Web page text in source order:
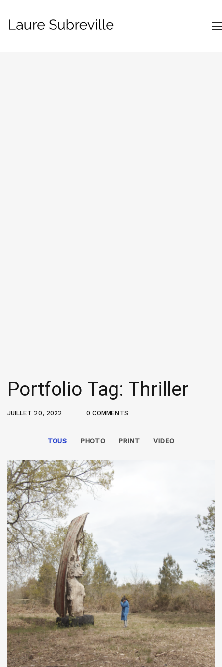
Portfolio Tag: Thriller
JUILLET 20, 2022 0 COMMENTS
TOUS PHOTO PRINT VIDEO